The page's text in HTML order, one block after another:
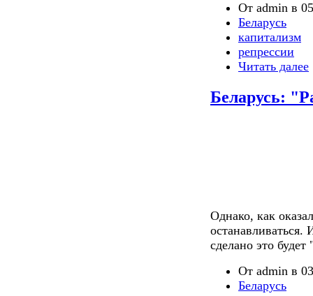
От admin в
Беларусь
капитализм
репрессии
Читать далее
Беларусь:
Однако, как
останавливаться.
сделано это
От admin в
Беларусь